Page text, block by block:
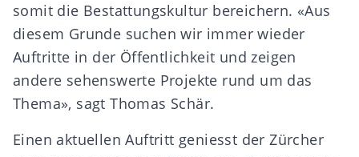
somit die Bestattungskultur bereichern. «Aus
diesem Grunde suchen wir immer wieder
Auftritte in der Öffentlichkeit und zeigen
andere sehenswerte Projekte rund um das
Thema», sagt Thomas Schär.
Einen aktuellen Auftritt geniesst der Zürcher